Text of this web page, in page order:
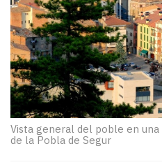
Reportatges
Entrevistes
Enquestes
A
escena!
Dis
la
teva!
Subscriptors
Vista general del poble en
de la Pobla de Segur